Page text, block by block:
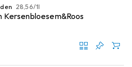
EUR
28,56/1l
Kersenbloesem&Roos